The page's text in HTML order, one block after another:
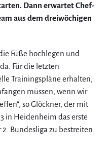
Dann erwartet Chef-
aus dem dreiwöchigen
Füße hochlegen und
Für die letzten
Trainingspläne erhalten,
müssen, wenn wir
so Glöckner, der mit
in Heidenheim das erste
Bundesliga zu bestreiten